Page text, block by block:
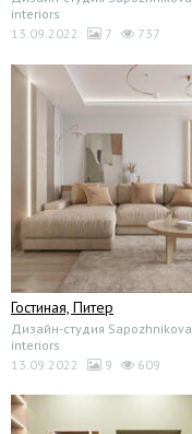
interiors
13.09.2022
7 737
Гостиная, Питер
Дизайн-студия Sapozhnikova
interiors
13.09.2022
9 609